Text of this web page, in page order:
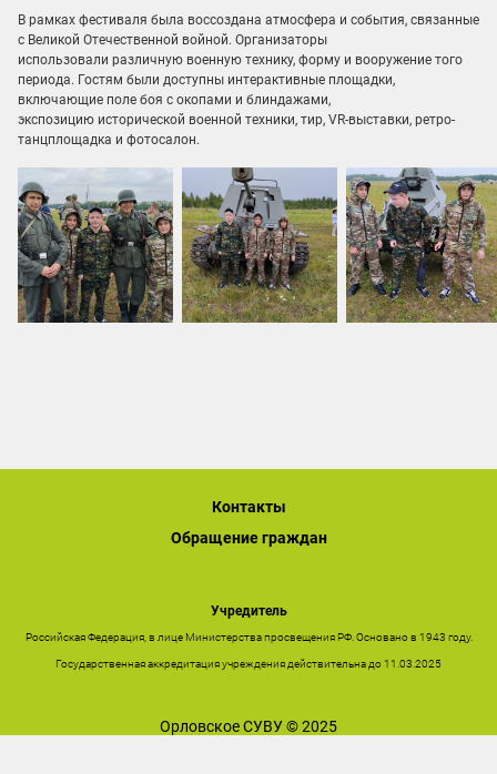
В рамках фестиваля была воссоздана атмосфера и события, связанные
с Великой Отечественной войной. Организаторы
использовали различную военную технику, форму и вооружение того
периода. Гостям были доступны интерактивные площадки,
включающие поле боя с окопами и блиндажами,
экспозицию исторической военной техники, тир, VR-выставки, ретро-
танцплощадка и фотосалон.
Контакты
Обращение граждан
Учредитель
Российская Федерация, в лице Министерства просвещения РФ. Основано в 1943 году.
Государственная аккредитация учреждения действительна до 11.03.2025
Орловское СУВУ © 2025